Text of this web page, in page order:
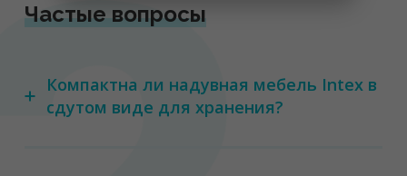
Частые вопросы
Компактна ли надувная мебель Intex в
сдутом виде для хранения?